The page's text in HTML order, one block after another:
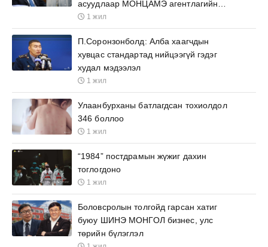
асуудлаар МОНЦАМЭ агентлагийн
ажилтнууд өргөх бичиг барьжээ
1 жил
П.Соронзонболд: Алба хаагчдын
хувцас стандартад нийцээгүй гэдэг
худал мэдээлэл
1 жил
Улаанбурханы батлагдсан тохиолдол
346 боллоо
1 жил
“1984” постдрамын жүжиг дахин
тоглогдоно
1 жил
Боловсролын толгойд гарсан хатиг
буюу ШИНЭ МОНГОЛ бизнес, улс
төрийн бүлэглэл